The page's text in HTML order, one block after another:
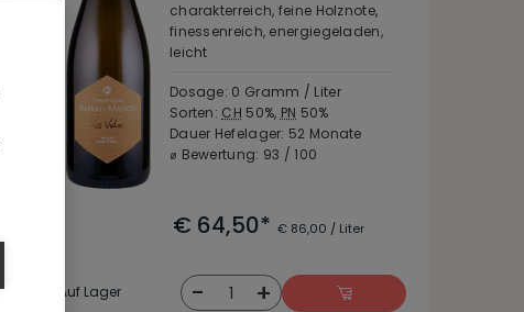
charakterreich, feine Holznote,
finessenreich, energiegeladen,
leicht
Dosage: 0 Gramm / Liter
Sorten: CH 50%, PN 50%
Dauer Hefelager: 52 Monate
⌀ Bewertung: 93 / 100
€ 64,50* € 86,00 / Liter
Auf Lager - 1 +